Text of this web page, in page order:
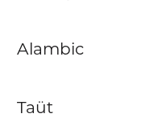
Alambic
Taüt